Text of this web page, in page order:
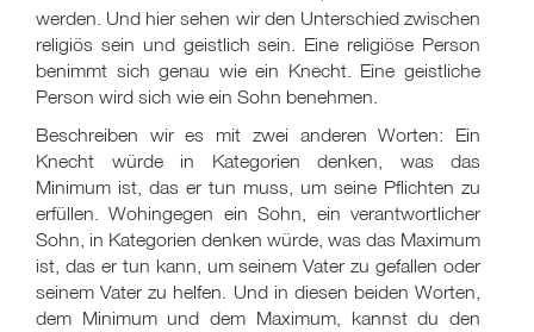
werden. Und hier sehen wir den Unterschied zwischen
religiös sein und geistlich sein. Eine religiöse Person
benimmt sich genau wie ein Knecht. Eine geistliche
Person wird sich wie ein Sohn benehmen.
Beschreiben wir es mit zwei anderen Worten: Ein
Knecht würde in Kategorien denken, was das
Minimum ist, das er tun muss, um seine Pflichten zu
erfüllen. Wohingegen ein Sohn, ein verantwortlicher
Sohn, in Kategorien denken würde, was das Maximum
ist, das er tun kann, um seinem Vater zu gefallen oder
seinem Vater zu helfen. Und in diesen beiden Worten,
dem Minimum und dem Maximum, kannst du den